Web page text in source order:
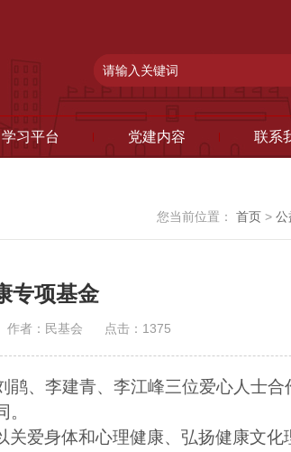
学习平台 党建内容 联系
您当前位置： 首页 > 公
专项基金
作者：民基会 点击： 1375
、李建青、李江峰三位爱心人士合
爱身体和心理健康、弘扬健康文化